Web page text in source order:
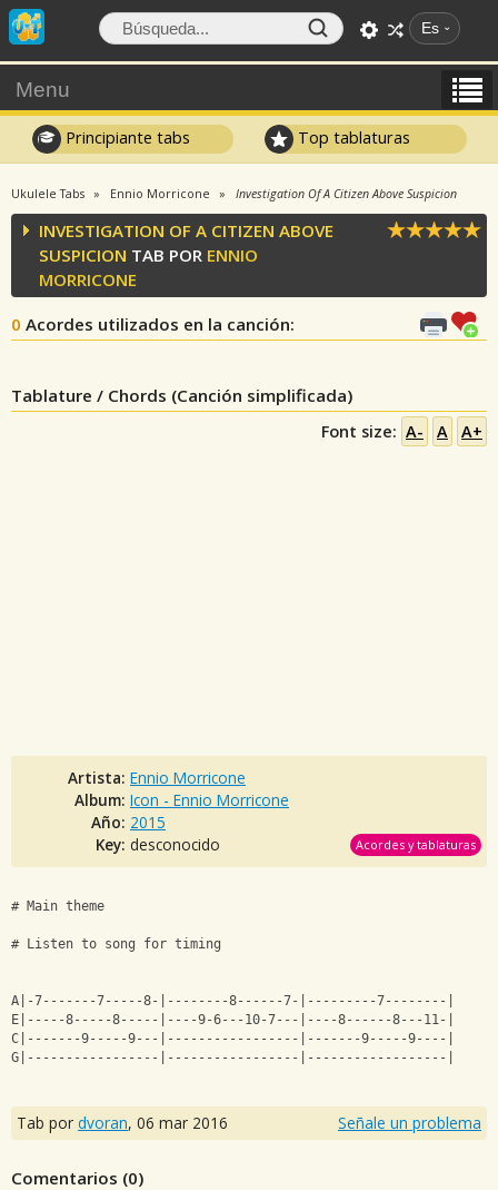
Es
Menu
Principiante tabs Top tablaturas
Ukulele Tabs Ennio Morricone Investigation Of A Citizen Above Suspicion
INVESTIGATION OF A CITIZEN ABOVE
SUSPICION TAB POR ENNIO
MORRICONE
0 Acordes utilizados en la canción:
Tablature / Chords (Canción simplificada)
Font size: A- A A+
Artista: Ennio Morricone
Album: Icon - Ennio Morricone
Año: 2015
Key: desconocido Acordes y tablaturas
# Main theme
# Listen to song for timing
A|-7-------7-----8-|--------8------7-|---------7--------|
E|-----8-----8-----|----9-6---10-7---|----8------8---11-|
C|-------9-----9---|-----------------|-------9-----9----|
G|-----------------|-----------------|------------------|
Tab por dvoran, 06 mar 2016 Señale un problema
Comentarios (0)